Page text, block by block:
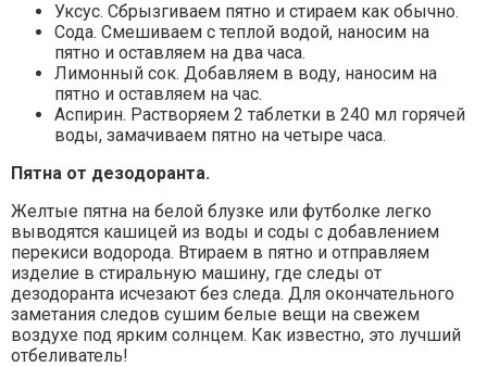
Уксус. Сбрызгиваем пятно и стираем как обычно.
Сода. Смешиваем с теплой водой, наносим на
пятно и оставляем на два часа.
Лимонный сок. Добавляем в воду, наносим на
пятно и оставляем на час.
Аспирин. Растворяем 2 таблетки в 240 мл горячей
воды, замачиваем пятно на четыре часа.
Пятна от дезодоранта.
Желтые пятна на белой блузке или футболке легко
выводятся кашицей из воды и соды с добавлением
перекиси водорода. Втираем в пятно и отправляем
изделие в стиральную машину, где следы от
дезодоранта исчезают без следа. Для окончательного
заметания следов сушим белые вещи на свежем
воздухе под ярким солнцем. Как известно, это лучший
отбеливатель!